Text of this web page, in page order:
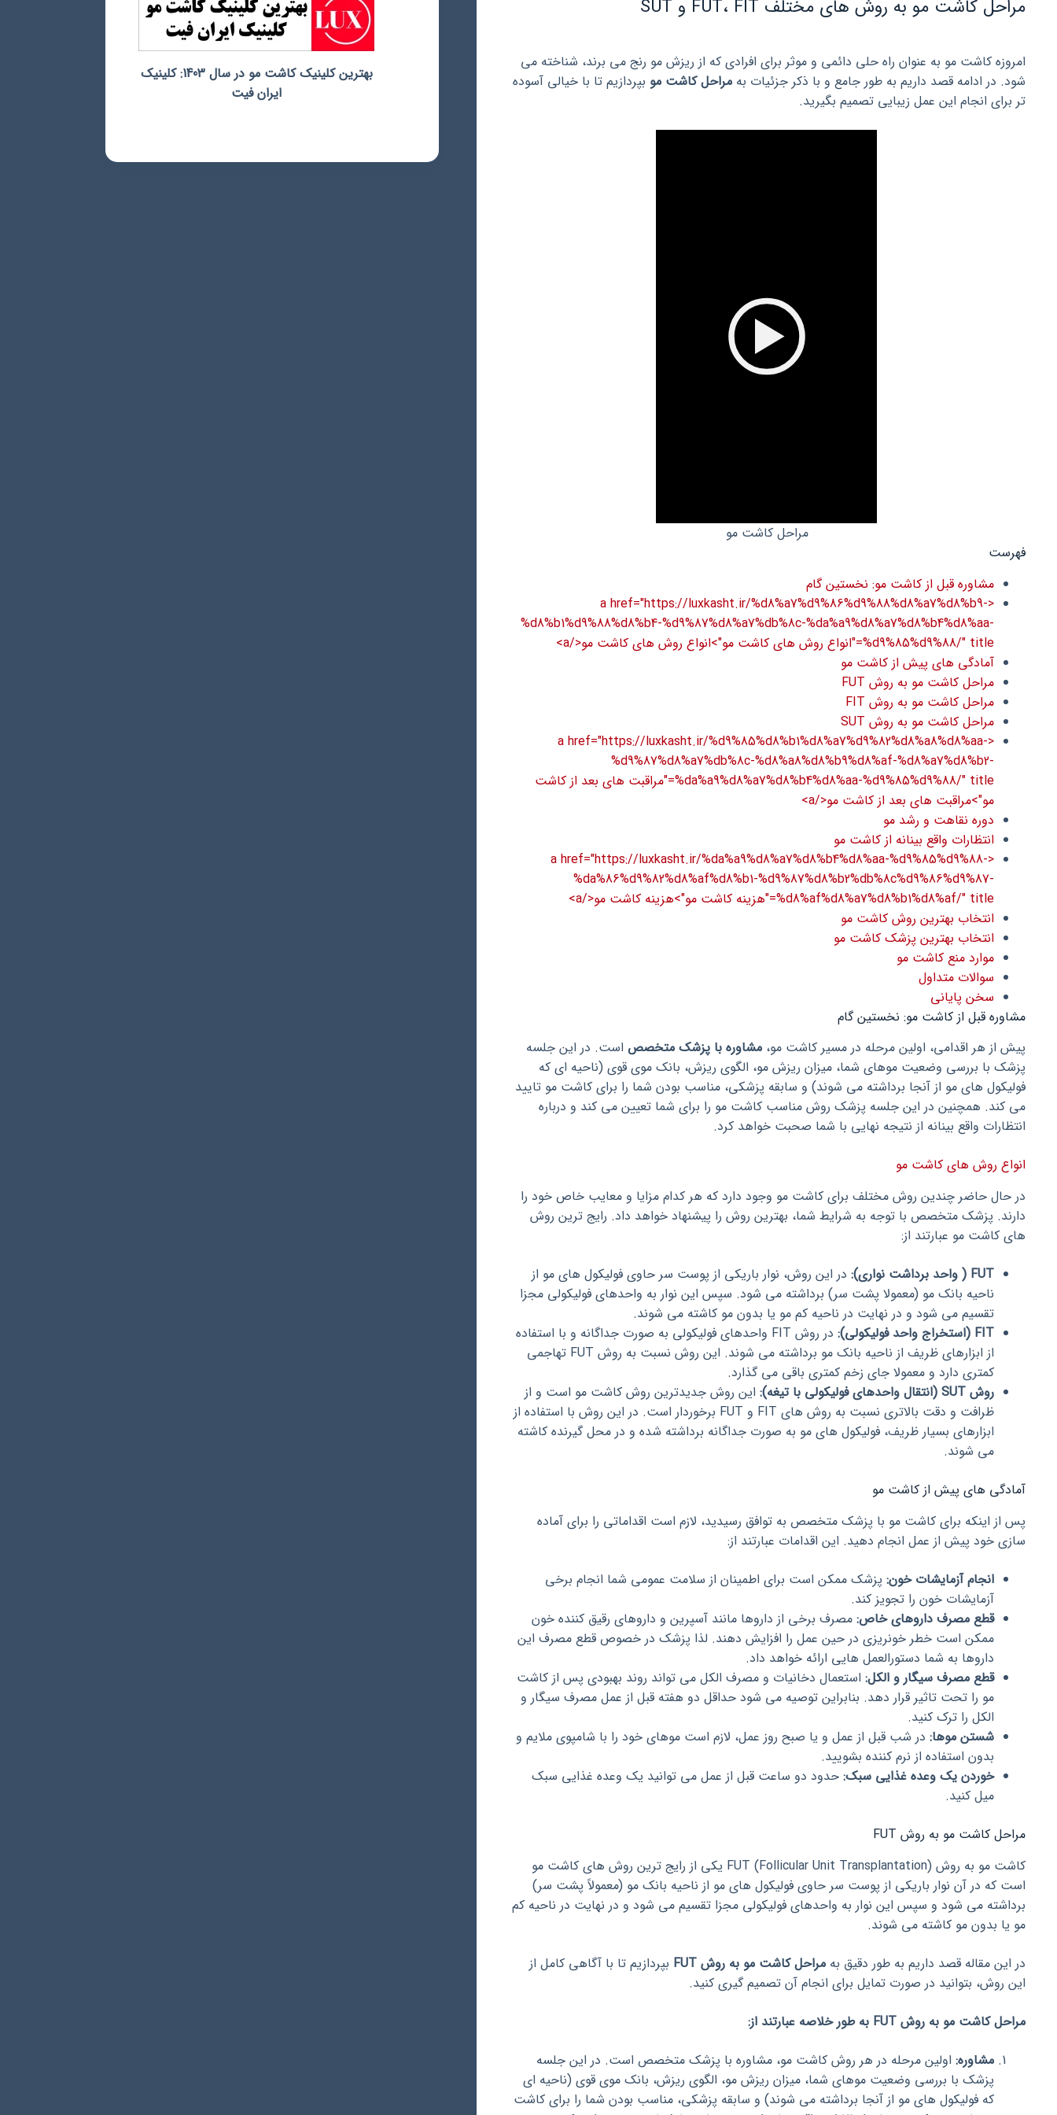
مراحل کاشت مو به روش های مختلف FUT، FIT و SUT
امروزه کاشت مو به عنوان راه حلی دائمی و موثر برای افرادی که از ریزش مو رنج می برند، شناخته می
شود. در ادامه قصد داریم به طور جامع و با ذکر جزئیات به مراحل کاشت مو بپردازیم تا با خیالی آسوده
تر برای انجام این عمل زیبایی تصمیم بگیرید.
مراحل کاشت مو
فهرست
مشاوره قبل از کاشت مو: نخستین گام
<a href="https://luxkasht.ir/%d8%a7%d9%86%d9%88%d8%a7%d8%b9-
%d8%b1%d9%88%d8%b4-%d9%87%d8%a7%db%8c-%da%a9%d8%a7%d8%b4%d8%aa-
%d9%85%d9%88/" title="انواع روش های کاشت مو">انواع روش های کاشت مو</a>
آمادگی های پیش از کاشت مو
مراحل کاشت مو به روش FUT
مراحل کاشت مو به روش FIT
مراحل کاشت مو به روش SUT
<a href="https://luxkasht.ir/%d9%85%d8%b1%d8%a7%d9%82%d8%a8%d8%aa-
%d9%87%d8%a7%db%8c-%d8%a8%d8%b9%d8%af-%d8%a7%d8%b2-
%da%a9%d8%a7%d8%b4%d8%aa-%d9%85%d9%88/" title="مراقبت های بعد از کاشت
مو">مراقبت های بعد از کاشت مو</a>
دوره نقاهت و رشد مو
انتظارات واقع بینانه از کاشت مو
<a href="https://luxkasht.ir/%da%a9%d8%a7%d8%b4%d8%aa-%d9%85%d9%88-
%da%86%d9%82%d8%af%d8%b1-%d9%87%d8%b2%db%8c%d9%86%d9%87-
%d8%af%d8%a7%d8%b1%d8%af/" title="هزینه کاشت مو">هزینه کاشت مو</a>
انتخاب بهترین روش کاشت مو
انتخاب بهترین پزشک کاشت مو
موارد منع کاشت مو
سوالات متداول
سخن پایانی
مشاوره قبل از کاشت مو: نخستین گام
پیش از هر اقدامی، اولین مرحله در مسیر کاشت مو، مشاوره با پزشک متخصص است. در این جلسه
پزشک با بررسی وضعیت موهای شما، میزان ریزش مو، الگوی ریزش، بانک موی قوی (ناحیه ای که
فولیکول های مو از آنجا برداشته می شوند) و سابقه پزشکی، مناسب بودن شما را برای کاشت مو تایید
می کند. همچنین در این جلسه پزشک روش مناسب کاشت مو را برای شما تعیین می کند و درباره
انتظارات واقع بینانه از نتیجه نهایی با شما صحبت خواهد کرد.
انواع روش های کاشت مو
در حال حاضر چندین روش مختلف برای کاشت مو وجود دارد که هر کدام مزایا و معایب خاص خود را
دارند. پزشک متخصص با توجه به شرایط شما، بهترین روش را پیشنهاد خواهد داد. رایج ترین روش
های کاشت مو عبارتند از:
FUT ( واحد برداشت نواری):
در این روش، نوار باریکی از پوست سر حاوی فولیکول های مو از
ناحیه بانک مو (معمولا پشت سر) برداشته می شود. سپس این نوار به واحدهای فولیکولی مجزا
تقسیم می شود و در نهایت در ناحیه کم مو یا بدون مو کاشته می شوند.
FIT (استخراج واحد فولیکولی):
در روش FIT واحدهای فولیکولی به صورت جداگانه و با استفاده
از ابزارهای ظریف از ناحیه بانک مو برداشته می شوند. این روش نسبت به روش FUT تهاجمی
کمتری دارد و معمولا جای زخم کمتری باقی می گذارد.
روش SUT (انتقال واحدهای فولیکولی با تیغه):
این روش جدیدترین روش کاشت مو است و از
ظرافت و دقت بالاتری نسبت به روش های FIT و FUT برخوردار است. در این روش با استفاده از
ابزارهای بسیار ظریف، فولیکول های مو به صورت جداگانه برداشته شده و در محل گیرنده کاشته
می شوند.
آمادگی های پیش از کاشت مو
پس از اینکه برای کاشت مو با پزشک متخصص به توافق رسیدید، لازم است اقداماتی را برای آماده
سازی خود پیش از عمل انجام دهید. این اقدامات عبارتند از:
انجام آزمایشات خون: پزشک ممکن است برای اطمینان از سلامت عمومی شما انجام برخی
آزمایشات خون را تجویز کند.
قطع مصرف داروهای خاص: مصرف برخی از داروها مانند آسپرین و داروهای رقیق کننده خون
ممکن است خطر خونریزی در حین عمل را افزایش دهند. لذا پزشک در خصوص قطع مصرف این
داروها به شما دستورالعمل هایی ارائه خواهد داد.
قطع مصرف سیگار و الکل: استعمال دخانیات و مصرف الکل می تواند روند بهبودی پس از کاشت
مو را تحت تاثیر قرار دهد. بنابراین توصیه می شود حداقل دو هفته قبل از عمل مصرف سیگار و
الکل را ترک کنید.
شستن موها: در شب قبل از عمل و یا صبح روز عمل، لازم است موهای خود را با شامپوی ملایم و
بدون استفاده از نرم کننده بشویید.
خوردن یک وعده غذایی سبک: حدود دو ساعت قبل از عمل می توانید یک وعده غذایی سبک
میل کنید.
مراحل کاشت مو به روش FUT
کاشت مو به روش FUT (Follicular Unit Transplantation) یکی از رایج ترین روش های کاشت مو
است که در آن نوار باریکی از پوست سر حاوی فولیکول های مو از ناحیه بانک مو (معمولاً پشت سر)
برداشته می شود و سپس این نوار به واحدهای فولیکولی مجزا تقسیم می شود و در نهایت در ناحیه کم
مو یا بدون مو کاشته می شوند.
در این مقاله قصد داریم به طور دقیق به مراحل کاشت مو به روش FUT
بپردازیم تا با آگاهی کامل از
این روش، بتوانید در صورت تمایل برای انجام آن تصمیم گیری کنید.
مراحل کاشت مو به روش FUT به طور خلاصه عبارتند از:
مشاوره: اولین مرحله در هر روش کاشت مو، مشاوره با پزشک متخصص است. در این جلسه
پزشک با بررسی وضعیت موهای شما، میزان ریزش مو، الگوی ریزش، بانک موی قوی (ناحیه ای
که فولیکول های مو از آنجا برداشته می شوند) و سابقه پزشکی، مناسب بودن شما را برای کاشت
بهترین کلینیک کاشت مو در سال 1403: کلینیک
ایران فیت